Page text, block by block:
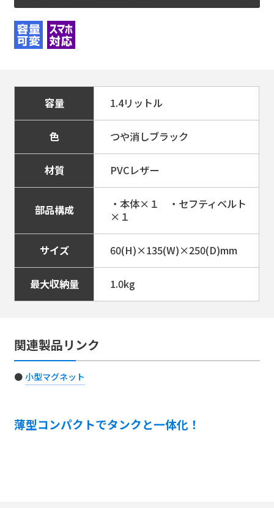
容量 1.4リットル
色 つや消しブラック
材質 PVCレザー
部品構成
・本体×１ ・セフティベルト
×１
サイズ 60(H)×135(W)×250(D)mm
最大収納量 1.0kg
関連製品リンク
小型マグネット
薄型コンパクトでタンクと一体化！